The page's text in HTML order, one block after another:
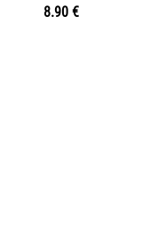
8.90 €